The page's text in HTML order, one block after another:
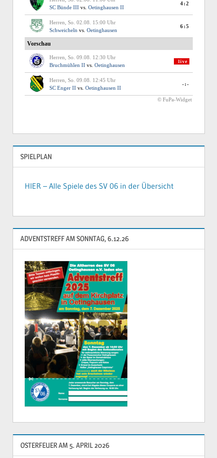
SPIELPLAN
HIER – Alle Spiele des SV 06 in der Übersicht
ADVENTSTREFF AM SONNTAG, 6.12.26
OSTERFEUER AM 5. APRIL 2026